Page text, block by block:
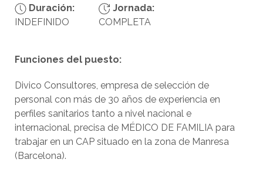
Duración:
INDEFINIDO
Jornada:
COMPLETA
Funciones del puesto:
Divico Consultores, empresa de selección de
personal con más de 30 años de experiencia en
perfiles sanitarios tanto a nivel nacional e
internacional, precisa de MÉDICO DE FAMILIA para
trabajar en un CAP situado en la zona de Manresa
(Barcelona).